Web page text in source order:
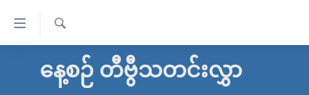
လွယ်ကူ
မူလစာမျက်နှာ
ရ
နေ့စဉ် တီဗွီသတင်းလွှာ